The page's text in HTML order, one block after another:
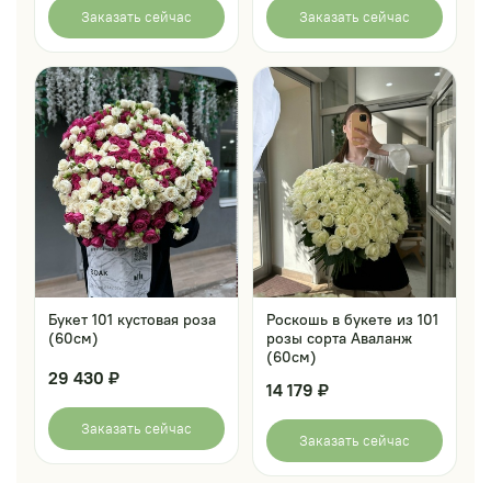
Заказать сейчас Заказать сейчас
Букет 101 кустовая роза
(60см)
29 430 ₽
Заказать сейчас
Роскошь в букете из 101
розы сорта Аваланж
(60см)
14 179 ₽
Заказать сейчас